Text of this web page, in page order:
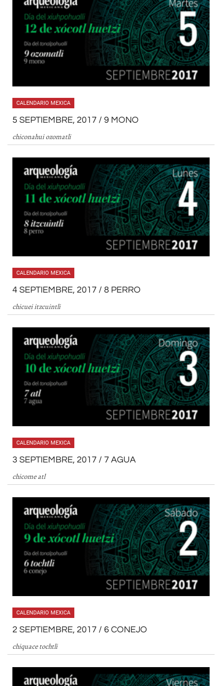
CALENDARIO MEXICA
5 SEPTIEMBRE, 2017 / 9 MONO
chiconahui ozomatli
CALENDARIO MEXICA
4 SEPTIEMBRE, 2017 / 8 PERRO
chicuei itzcuintli
CALENDARIO MEXICA
3 SEPTIEMBRE, 2017 / 7 AGUA
chicome atl
CALENDARIO MEXICA
2 SEPTIEMBRE, 2017 / 6 CONEJO
chiquace tochtli